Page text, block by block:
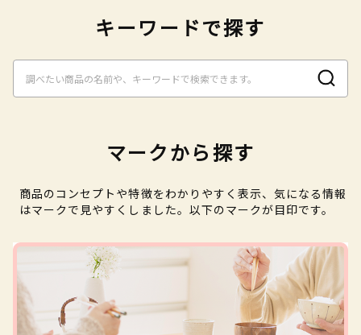
キーワードで探す
マークから探す
商品のコンセプトや特徴をわかりやすく表示、気になる情報
はマークで見やすくしました。以下のマークが目印です。